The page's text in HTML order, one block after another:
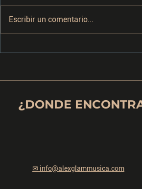
Escribir un comentario...
¿DONDE
✉ info@alexglammusica.com